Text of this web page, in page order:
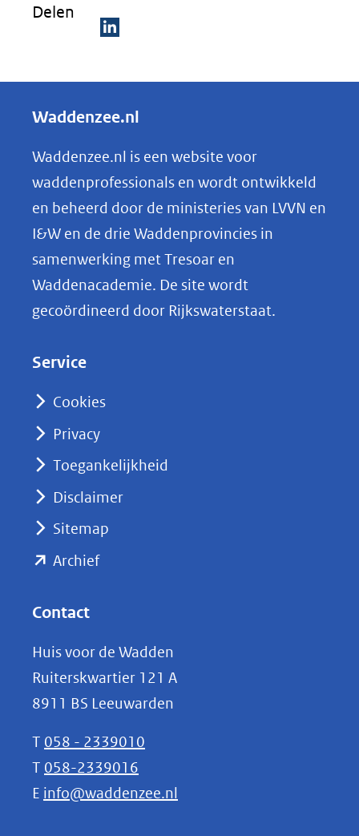
Delen
e
e
n
o
p
k
e
nieuw
naar
Waddenzee.nl
Waddenzee.nl is een website voor
waddenprofessionals en wordt ontwikkeld
en beheerd door de ministeries van LVVN en
I&W en de drie Waddenprovincies in
samenwerking met Tresoar en
Waddenacademie. De site wordt
gecoördineerd door Rijkswaterstaat.
Service
Cookies
Privacy
Toegankelijkheid
Disclaimer
Sitemap
Archief(opent
(verwijst
naar
een
andere
website)
Contact
Huis voor de Wadden
Ruiterskwartier 121 A
8911 BS Leeuwarden
T 058 - 2339010
T 058-2339016
E info@waddenzee.nl